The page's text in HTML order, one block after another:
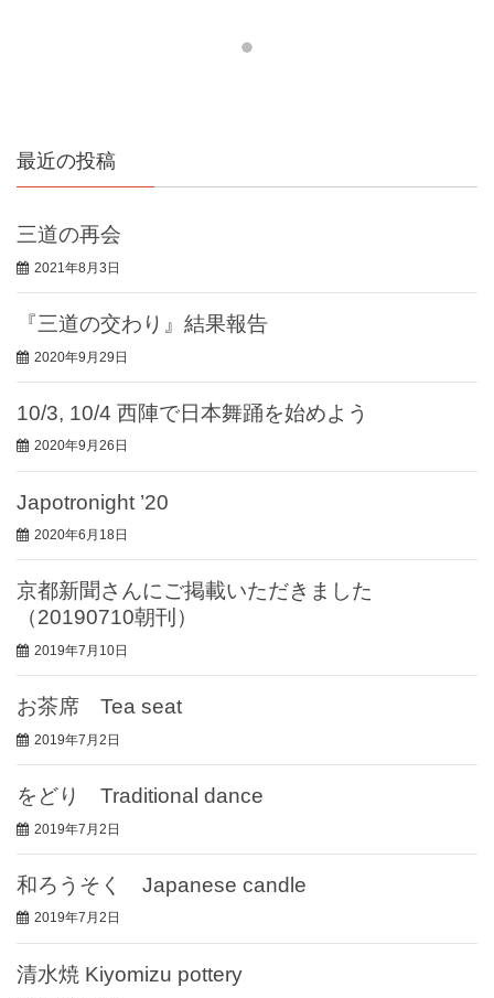
最近の投稿
三道の再会
2021年8月3日
『三道の交わり』結果報告
2020年9月29日
10/3, 10/4 西陣で日本舞踊を始めよう
2020年9月26日
Japotronight ’20
2020年6月18日
京都新聞さんにご掲載いただきました
（20190710朝刊）
2019年7月10日
お茶席 Tea seat
2019年7月2日
をどり Traditional dance
2019年7月2日
和ろうそく Japanese candle
2019年7月2日
清水焼 Kiyomizu pottery